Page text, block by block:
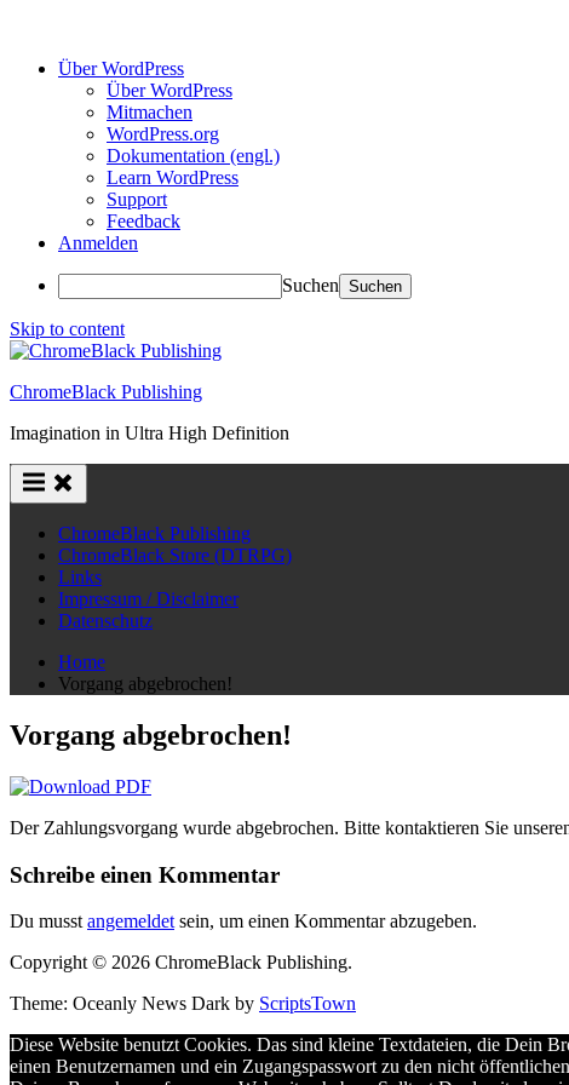
Über WordPress
Über WordPress
Mitmachen
WordPress.org
Dokumentation (engl.)
Learn WordPress
Support
Feedback
Anmelden
Suchen
Skip to content
ChromeBlack Publishing
Imagination in Ultra High Definition
ChromeBlack Publishing
ChromeBlack Store (DTRPG)
Links
Impressum / Disclaimer
Datenschutz
Home
Vorgang abgebrochen!
Vorgang abgebrochen!
Der Zahlungsvorgang wurde abgebrochen. Bitte kontaktieren Sie
Schreibe einen Kommentar
Du musst angemeldet sein, um einen Kommentar abzugeben.
Copyright © 2026 ChromeBlack Publishing.
Theme: Oceanly News Dark by ScriptsTown
Diese Website benutzt Cookies. Das sind kleine Textdateien, die Dein
einen Benutzernamen und ein Zugangspasswort zu den nicht